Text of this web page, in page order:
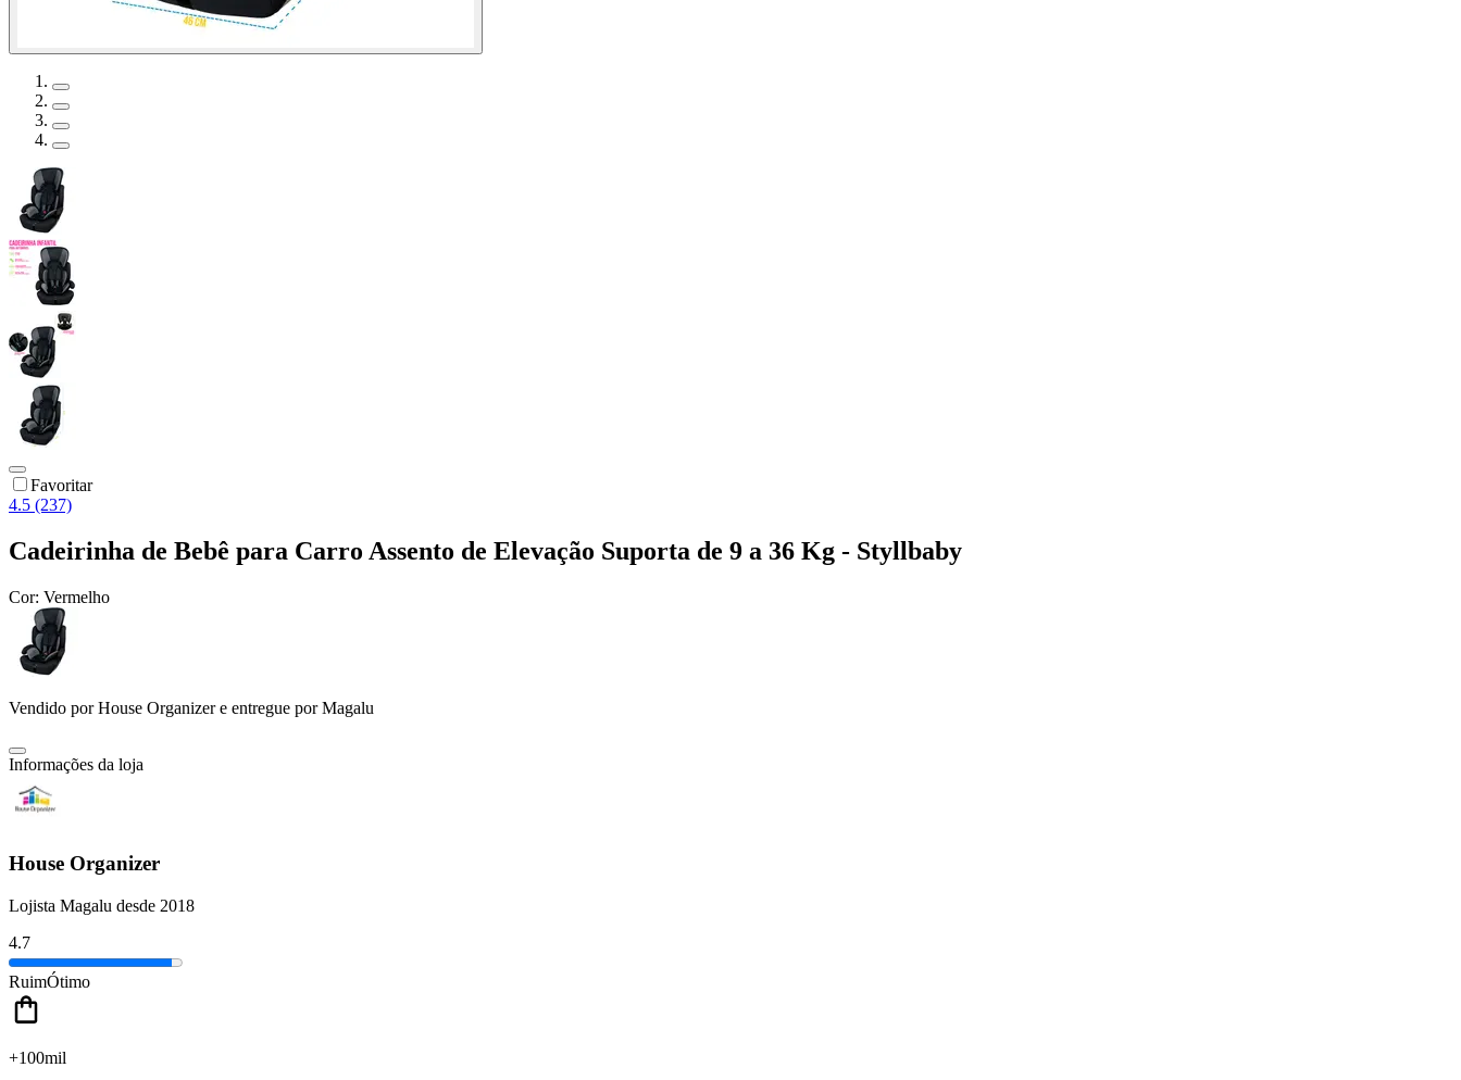
Favoritar
4.5 (237)
Cadeirinha de Bebê para Carro Assento de Elevação Suporta de 9 a 36 Kg - Styllbaby
Cor: Vermelho
Vendido porHouse Organizere entregue por Magalu
Informações da loja
House Organizer
Lojista Magalu desde 2018
4.7
RuimÓtimo
+100mil